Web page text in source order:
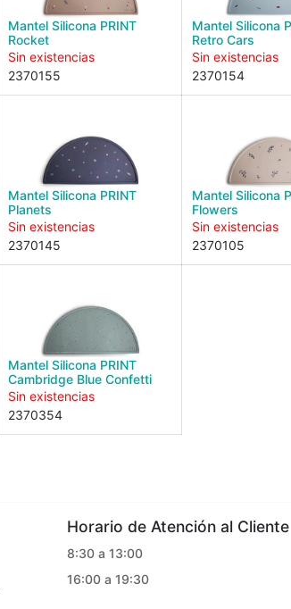
Mantel Silicona PRINT
Rocket
Sin existencias
2370155
Mantel Silicona
Retro Cars
Sin existencias
2370154
Mantel Silicona PRINT
Planets
Sin existencias
2370145
Mantel Silicona
Flowers
Sin existencias
2370105
Mantel Silicona PRINT
Cambridge Blue Confetti
Sin existencias
2370354
Horario de Atención al Cliente
8:30 a 13:00
16:00 a 19:30